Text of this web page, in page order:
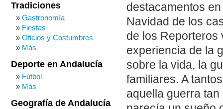
destacamentos
Navidad de los
de los Reporteros
experiencia de la
sobre la vida, la
familiares. A
aquella guerra
Tradiciones
Gastronomía
Fiestas
Oficios y Costumbres
Más
Deporte en Andalucía
Fútbol
Más
Geografía de Andalucía